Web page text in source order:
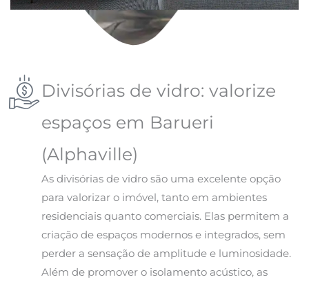
Divisórias de vidro: valorize
espaços em Barueri
(Alphaville)
As divisórias de vidro são uma excelente opção
para valorizar o imóvel, tanto em ambientes
residenciais quanto comerciais. Elas permitem a
criação de espaços modernos e integrados, sem
perder a sensação de amplitude e luminosidade.
Além de promover o isolamento acústico, as